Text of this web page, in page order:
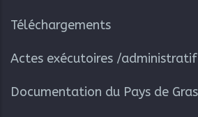
Téléchargements
Actes exécutoires /administratif
Documentation du Pays de